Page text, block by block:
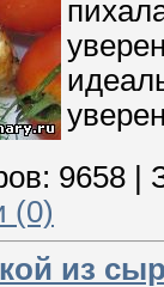
9658
(0)
из